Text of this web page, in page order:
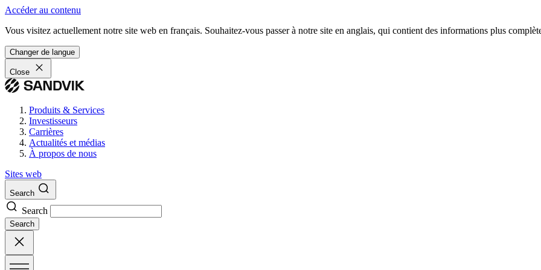
Accéder au contenu
Vous visitez actuellement notre site web en français. Souhaitez-vous passer à notre site en anglais, qui contient des informations plus
Changer de langue
Close
Produits & Services
Investisseurs
Carrières
Actualités et médias
À propos de nous
Sites web
Search
Search
Search